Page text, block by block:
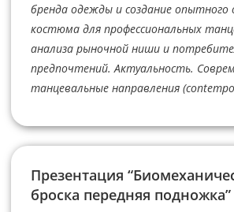
бренда одежды и создание опытного
костюма для профессиональных
анализа рыночной ниши и
предпочтений. Актуальность.
танцевальные направления
Презентация
броска передняя подножка”